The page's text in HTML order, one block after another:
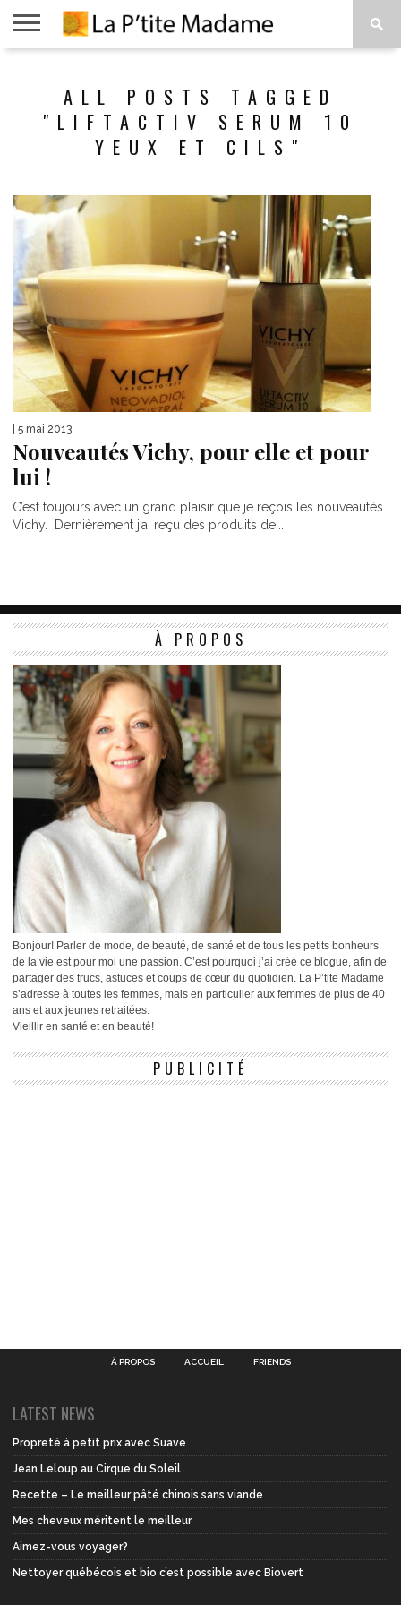
VIVRE
PROPOSALL POSTS TAGGED
"LIFTACTIV SERUM 10
YEUX ET CILS"
| 5 mai 2013
Nouveautés Vichy, pour elle et pour
lui !
C’est toujours avec un grand plaisir que je reçois les nouveautés
Vichy. Dernièrement j’ai reçu des produits de...
À PROPOS
Bonjour! Parler de mode, de beauté, de santé et de tous les petits bonheurs
de la vie est pour moi une passion. C’est pourquoi j’ai créé ce blogue, afin de
partager des trucs, astuces et coups de cœur du quotidien. La P’tite Madame
s’adresse à toutes les femmes, mais en particulier aux femmes de plus de 40
ans et aux jeunes retraitées.
Vieillir en santé et en beauté!
PUBLICITÉ
À PROPOS ACCUEIL FRIENDS
LATEST NEWS
Propreté à petit prix avec Suave
Jean Leloup au Cirque du Soleil
Recette – Le meilleur pâté chinois sans viande
Mes cheveux méritent le meilleur
Aimez-vous voyager?
Nettoyer québécois et bio c’est possible avec Biovert